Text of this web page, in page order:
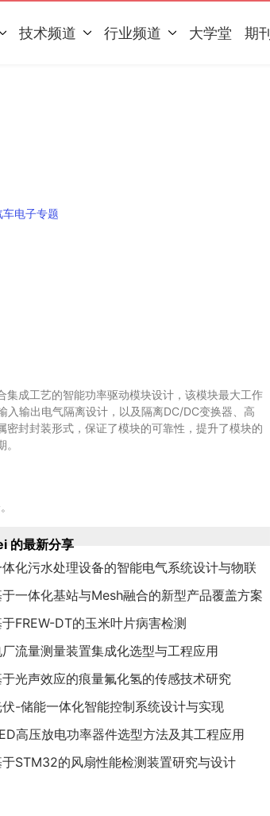
技术频道 行业频道 大学堂 期刊
电子专题
成工艺的智能功率驱动模块设计，该模块最大工作
输出电气隔离设计，以及隔离DC/DC变换器、高
封封装形式，保证了模块的可靠性，提升了模块的
的最新分享
化污水处理设备的智能电气系统设计与物联
平台开发
一体化基站与Mesh融合的新型产品覆盖方案
验证
FREW-DT的玉米叶片病害检测
厂流量测量装置集成化选型与工程应用
光声效应的痕量氟化氢的传感技术研究
-储能一体化智能控制系统设计与实现
高压放电功率器件选型方法及其工程应用
STM32的风扇性能检测装置研究与设计